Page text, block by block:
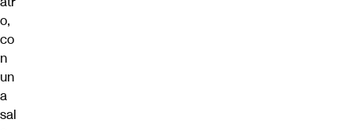
o,
co
n
un
a
sal